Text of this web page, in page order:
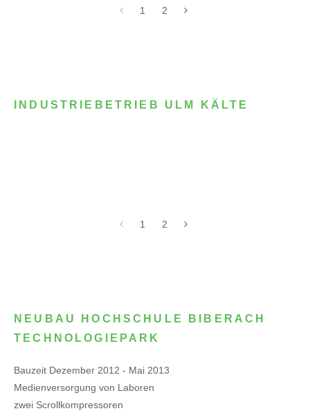
1 2
INDUSTRIEBETRIEB ULM KÄLTE
1 2
NEUBAU HOCHSCHULE BIBERACH
TECHNOLOGIEPARK
Bauzeit Dezember 2012 - Mai 2013
Medienversorgung von Laboren
zwei Scrollkompressoren